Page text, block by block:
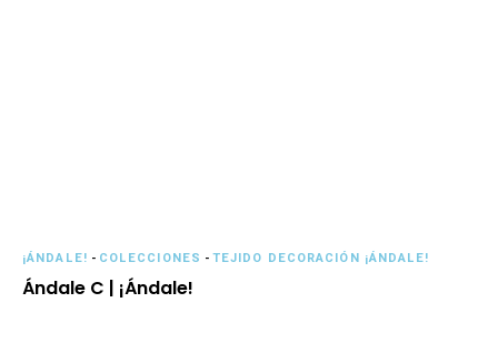
¡ÁNDALE! - COLECCIONES -TEJIDO DECORACIÓN ¡ÁNDALE!
Ándale C | ¡Ándale!